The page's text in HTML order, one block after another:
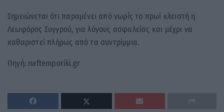
Σημειώνεται ότι παραμένει από νωρίς το πρωί κλειστή η
Λεωφόρος Συγγρού, για λόγους ασφαλείας και μέχρι να
καθαριστεί πλήρως από τα συντρίμμια.
Πηγή: naftemporiki.gr